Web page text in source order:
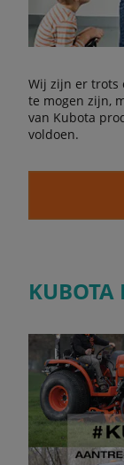
Wij zijn er trots
te mogen zijn,
van Kubota
voldoen.